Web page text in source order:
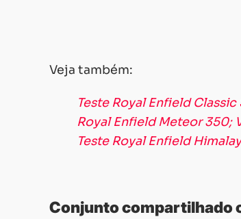
Veja também:
Teste Royal Enfield
Royal Enfield Meteor 350;
Teste Royal Enfield
Conjunto compartilhado